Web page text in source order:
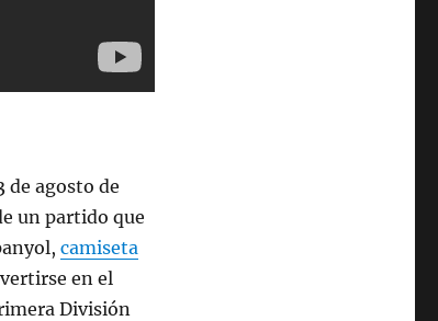
de agosto de
un partido que
camiseta
en el
División